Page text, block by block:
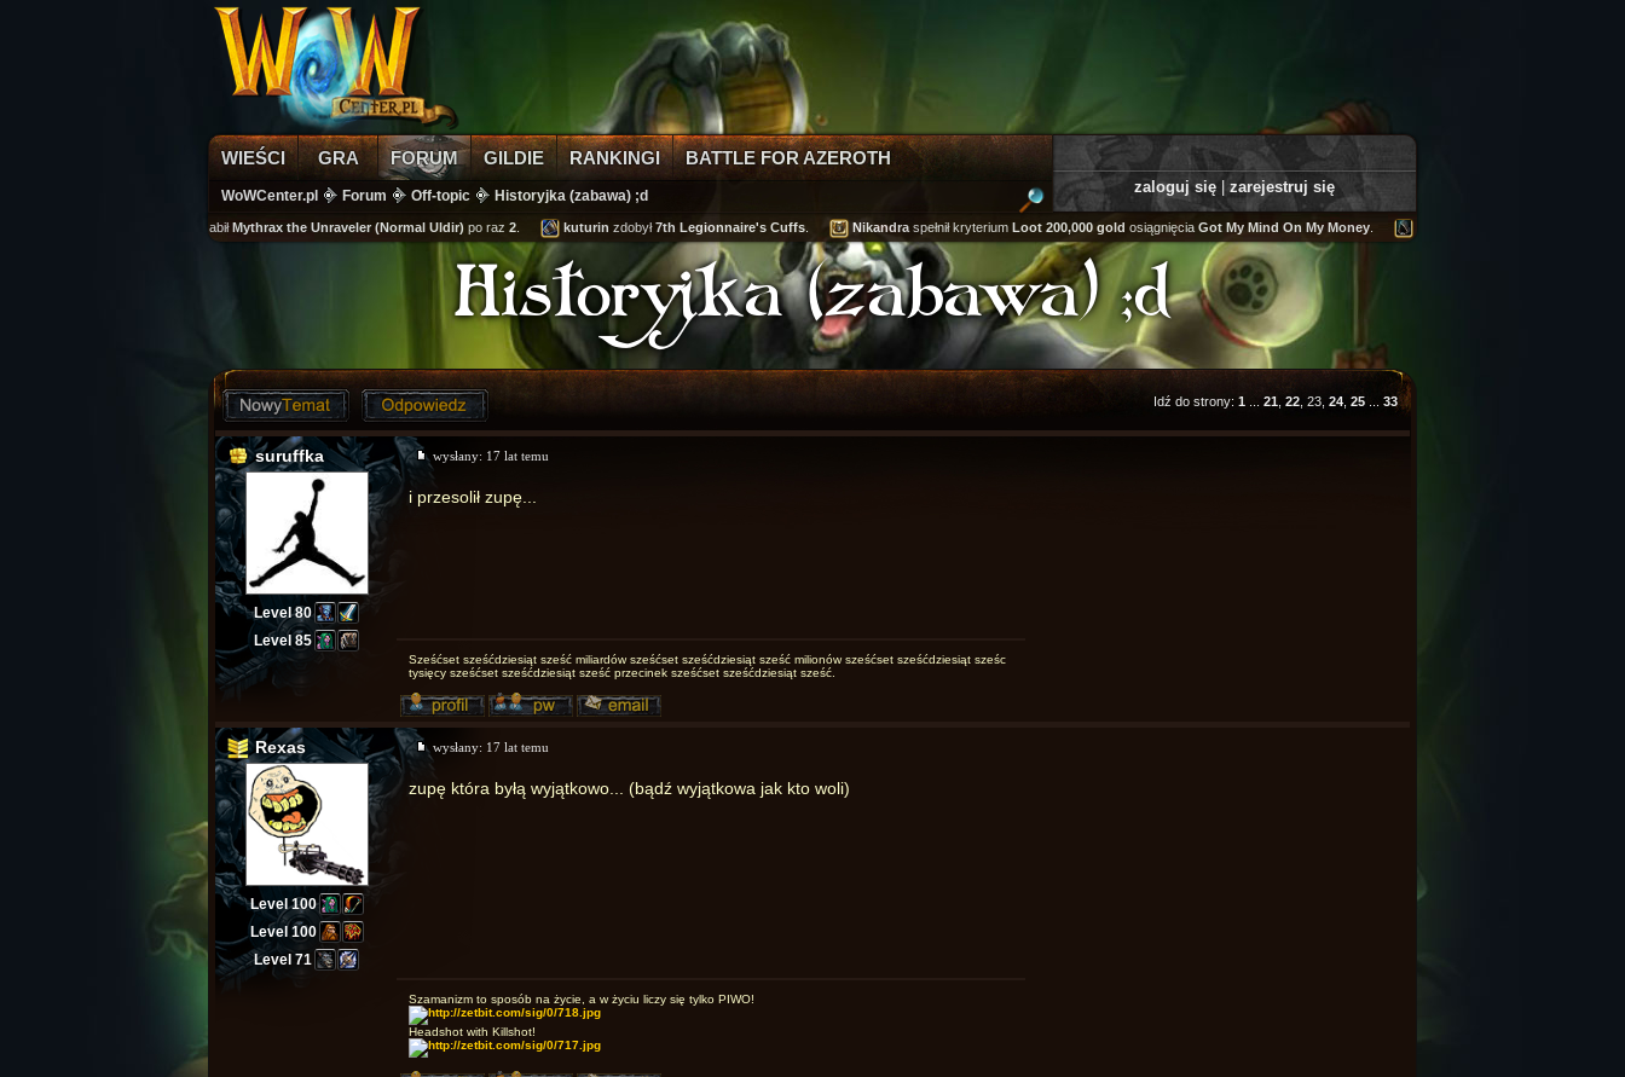
zaloguj się zarejestruj się
WIEŚCI GRA FORUM GILDIE RANKINGI BATTLE FOR AZEROTH
WoWCenter.pl Forum Off-topic Historyjka (zabawa) ;d
Mythrax the Unraveler (Normal Uldir)po raz2. kuturinzdobył7th Legionnaire's Cuffs. Nikandraspełnił kryteriumLoot 200,000 gold osiągnięciaGot My Mind On My Money. Tooly
Historyjka (zabawa) ;d
Idź do strony: 1 21 22 , 23, 24 25 33
suruffka
Level 80
Level 85
wysłany: 17 lat temu
i przesolił zupę...
Sześćset sześćdziesiąt sześć miliardów sześćset sześćdziesiąt sześć milionów sześćset sześćdziesiąt sześc
tysięcy sześćset sześćdziesiąt sześć przecinek sześćset sześćdziesiąt sześć.
Rexas
Level 100
Level 100
Level 71
wysłany: 17 lat temu
zupę która byłą wyjątkowo... (bądź wyjątkowa jak kto woli)
Szamanizm to sposób na życie, a w życiu liczy się tylko PIWO!
Headshot with Killshot!